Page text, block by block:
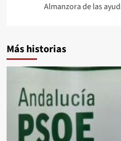
Almanzora de las
Más historias